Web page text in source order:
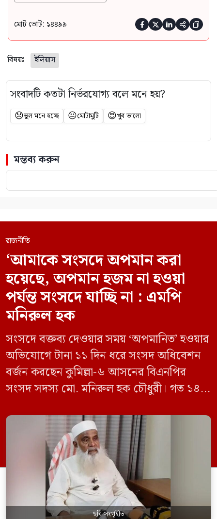
মোট ভোট: ১৪৪৯৯     
বিষয়ঃ ইলিয়াস
সংবাদটি কতটা নির্ভরযোগ্য বলে মনে হয়?
😞ভুল মনে হচ্ছে 😐মোটামুটি 😍খুব ভালো
মন্তব্য করুন
রাজনীতি
‘আমাকে সংসদে অপমান করা
হয়েছে, অপমান হজম না হওয়া
পর্যন্ত সংসদে যাচ্ছি না : এমপি
মনিরুল হক
সংসদে বক্তব্য দেওয়ার সময় ‘অপমানিত’ হওয়ার
অভিযোগে টানা ১১ দিন ধরে সংসদ অধিবেশন
বর্জন করছেন কুমিল্লা-৬ আসনের বিএনপির
সংসদ সদস্য মো. মনিরুল হক চৌধুরী। গত ১৪
রুলিং ও সিদ্ধান্তের প্রতিবাদে ১৫ থেকে ২৫ জুন
পর্যন্ত তিনি সংসদে যাননি। মনিরুল হক চৌধুরী
বলেন, ‘আমাকে সংসদে অপমান করা হয়েছে।
স্পিকার ফোন […]
ছবি সংগৃহীত